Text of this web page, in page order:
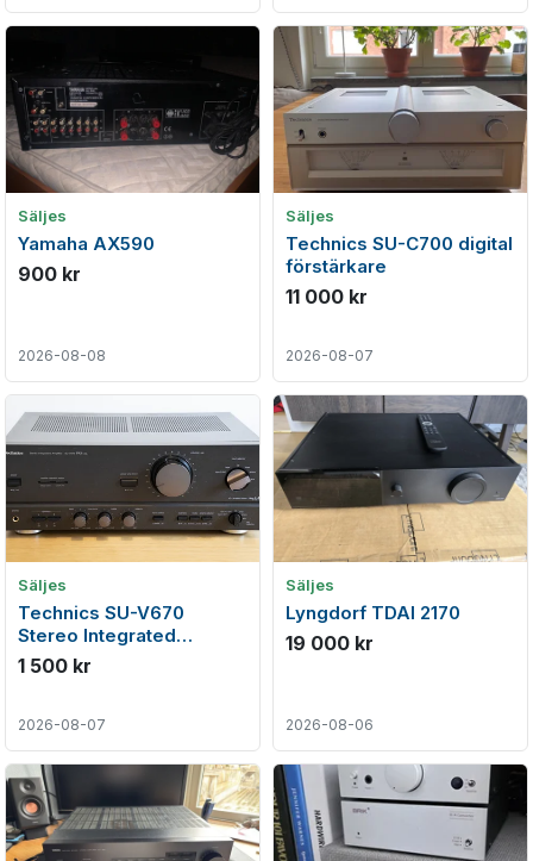
Säljes
Yamaha AX590
900 kr
2026-08-08
Säljes
Technics SU-C700 digital
förstärkare
11 000 kr
2026-08-07
Säljes
Technics SU-V670
Stereo Integrated
Amplifier (1990-91)
1 500 kr
2026-08-07
Säljes
Lyngdorf TDAI 2170
19 000 kr
2026-08-06